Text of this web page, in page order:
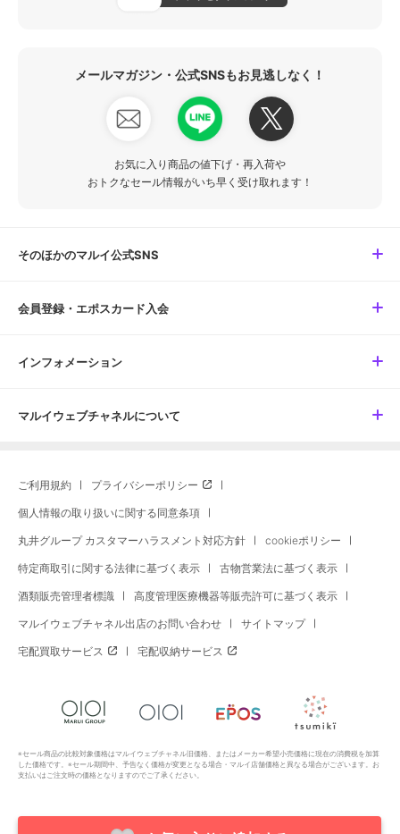
メールマガジン・公式SNSもお見逃しなく！
お気に入り商品の値下げ・再入荷や
おトクなセール情報がいち早く受け取れます！
そのほかのマルイ公式SNS
会員登録・エポスカード入会
インフォメーション
マルイウェブチャネルについて
ご利用規約 プライバシーポリシー
個人情報の取り扱いに関する同意条項
丸井グループ カスタマーハラスメント対応方針 cookieポリシー
特定商取引に関する法律に基づく表示 古物営業法に基づく表示
酒類販売管理者標識 高度管理医療機器等販売許可に基づく表示
マルイウェブチャネル出店のお問い合わせ サイトマップ
宅配買取サービス 宅配収納サービス
※セール商品の比較対象価格はマルイウェブチャネル旧価格、またはメーカー希望小売価格に現在の消費税を加算
した価格です。※セール期間中、予告なく価格が変更となる場合・マルイ店舗価格と異なる場合がございます。お
支払いはご注文時の価格となりますのでご了承ください。